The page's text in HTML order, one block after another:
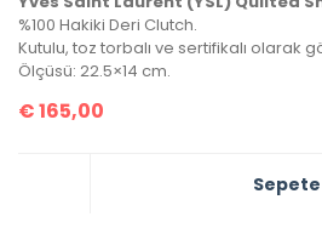
%100 Hakiki Deri Clutch.
Kutulu, toz torbalı ve sertifikalı olarak
Ölçüsü: 22.5×14 cm.
€165,00
Sepete